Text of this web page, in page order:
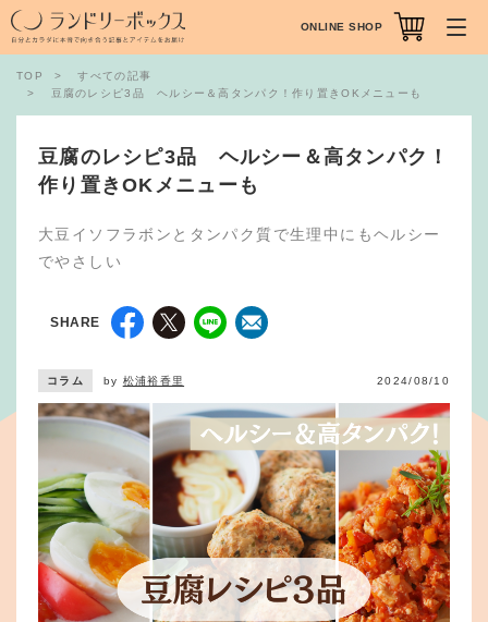
TOP
すべての記事
豆腐のレシピ3品 ヘルシー＆高タンパク！作り置きOKメニューも
豆腐のレシピ3品 ヘルシー＆高タンパク！
作り置きOKメニューも
大豆イソフラボンとタンパク質で生理中にもヘルシー
でやさしい
SHARE
コラム by 松浦裕香里 2024/08/10
ONLINE SHOP